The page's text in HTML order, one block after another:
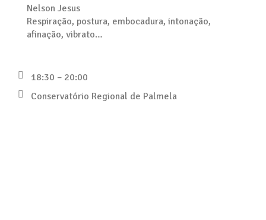
Nelson Jesus
Respiração, postura, embocadura, intonação,
afinação, vibrato…
18:30 – 20:00
Conservatório Regional de Palmela